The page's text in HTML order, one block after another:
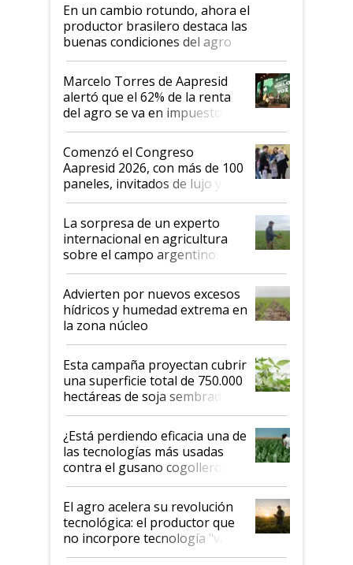
En un cambio rotundo, ahora el
productor brasilero destaca las
buenas condiciones del agro
argentino para invertir: "Los veo
más motivados"
Marcelo Torres de Aapresid
alertó que el 62% de la renta
del agro se va en impuestos:
"No es bueno que en
Argentina se sigan discutiendo
las mismas cosas de hace 50
años"
Comenzó el Congreso
Aapresid 2026, con más de 100
paneles, invitados de lujo y
todas las tendencias
La sorpresa de un experto
internacional en agricultura
sobre el campo argentino:
"Estoy muy impresionado"
Advierten por nuevos excesos
hídricos y humedad extrema en
la zona núcleo
Esta campaña proyectan cubrir
una superficie total de 750.000
hectáreas de soja sembradas
con una nueva generación de
variedades que marcan un
salto tecnológico en genética y
rendimiento
¿Está perdiendo eficacia una de
las tecnologías más usadas
contra el gusano cogollero? El
desafío de una tecnología clave
El agro acelera su revolución
tecnológica: el productor que
no incorpore tecnología "va a
perder el tren"